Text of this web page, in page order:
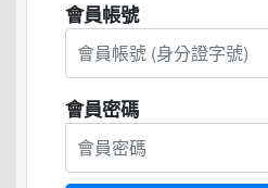
會員帳號
會員密碼